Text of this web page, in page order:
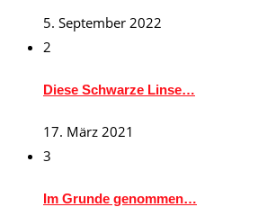
5. September 2022
2
Diese Schwarze Linse…
17. März 2021
3
Im Grunde genommen…